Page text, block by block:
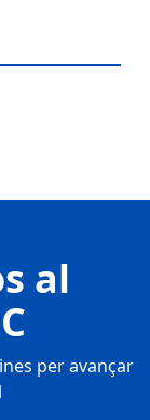
al
per avançar